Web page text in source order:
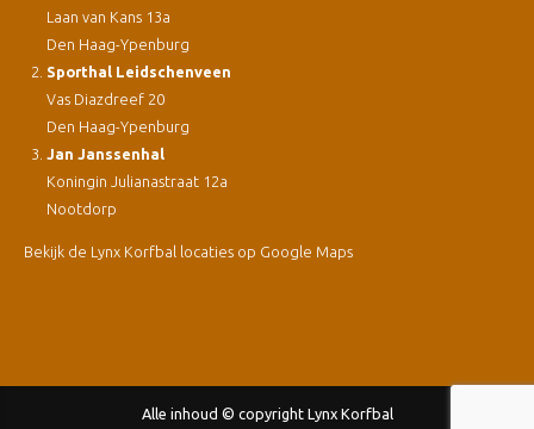
Laan van Kans 13a
Den Haag-Ypenburg
Sporthal Leidschenveen
Vas Diazdreef 20
Den Haag-Ypenburg
Jan Janssenhal
Koningin Julianastraat 12a
Nootdorp
Bekijk de Lynx Korfbal locaties op Google Maps
Alle inhoud © copyright Lynx Korfbal